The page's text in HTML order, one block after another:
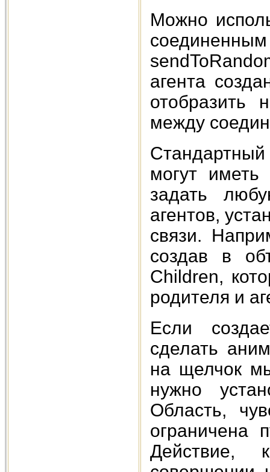
Можно
агента
отобразить
между
могут иметь
задать
агентов,
связи.
создав в
Children,
родителя и
Если
сделать
на щелчок
нужно
Область,
ограничена
Действие,